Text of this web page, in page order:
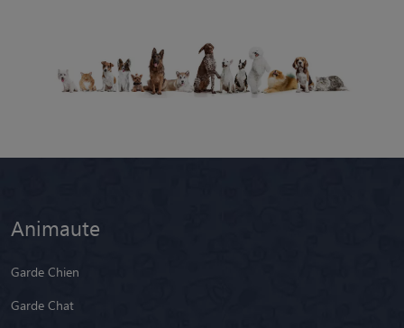
Animaute
Garde Chien
Garde Chat